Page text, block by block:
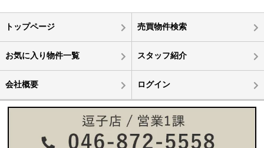
トップページ 売買物件検索
お気に入り物件一覧 スタッフ紹介
会社概要 ログイン